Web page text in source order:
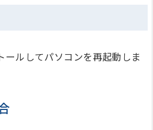
ルしてパソコンを再起動しま